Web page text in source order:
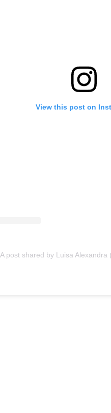
View this post on
A post shared by Luisa Alexandra